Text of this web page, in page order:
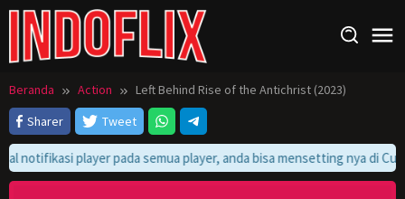
Loncat
konten
Beranda Action
Left Behind Rise of the Antichrist (2023)
Sharer
Tweet
notifikasi player pada semua player, anda bisa mensetting nya di